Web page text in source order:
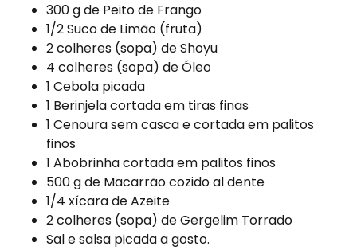
300 g de Peito de Frango
1/2 Suco de Limão (fruta)
2 colheres (sopa) de Shoyu
4 colheres (sopa) de Óleo
1 Cebola picada
1 Berinjela cortada em tiras finas
1 Cenoura sem casca e cortada em palitos
finos
1 Abobrinha cortada em palitos finos
500 g de Macarrão cozido al dente
1/4 xícara de Azeite
2 colheres (sopa) de Gergelim Torrado
Sal e salsa picada a gosto.